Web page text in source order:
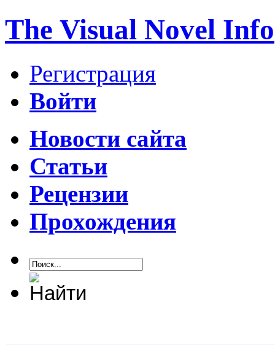
The Visual Novel Info
Регистрация
Войти
Новости сайта
Статьи
Рецензии
Прохождения